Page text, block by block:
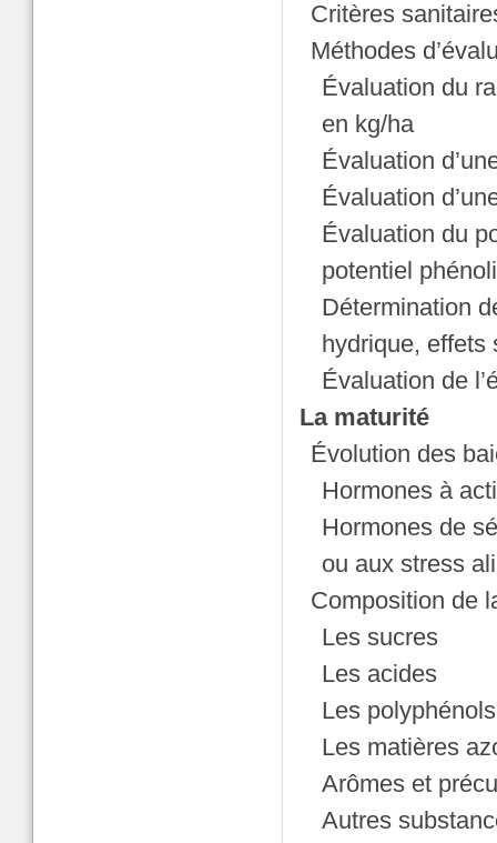
Critères
Méthodes
Évaluation du
en kg/ha
Évaluation
Évaluation
Évaluation du
potentiel
Détermination
hydrique, effets
Évaluation de
La maturité
Évolution des
Hormones à
Hormones de
ou aux stress
Composition de
Les sucres
Les acides
Les polyphénols
Les matières
Arômes et
Autres